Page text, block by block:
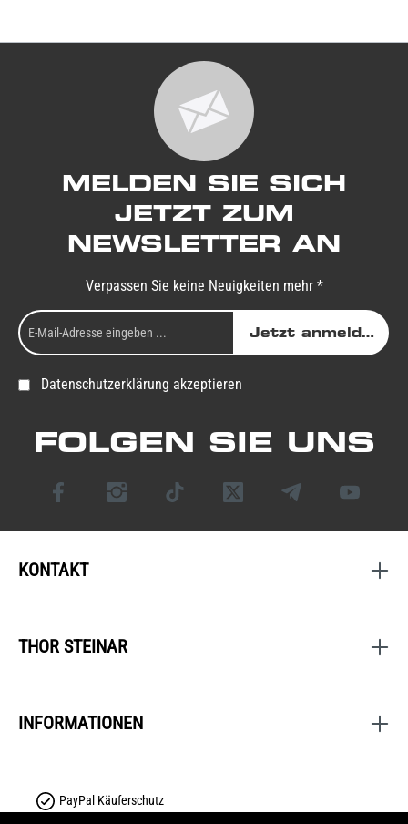
MELDEN SIE SICH
JETZT ZUM
NEWSLETTER AN
Verpassen Sie keine Neuigkeiten mehr *
Jetzt anmelden
Datenschutzerklärung akzeptieren
FOLGEN SIE UNS
KONTAKT
THOR STEINAR
INFORMATIONEN
PayPal Käuferschutz